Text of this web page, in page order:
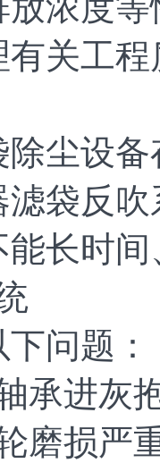
浓度
关工
尘设备
反吹
长时
问题：
进灰抱
磨损严